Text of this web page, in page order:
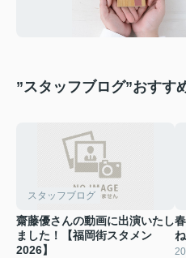
”スタッフブログ”おすす
スタッフブログ
齋藤優さんの動画に出演いたし
ました！【福岡街スタメン
2026】
ね